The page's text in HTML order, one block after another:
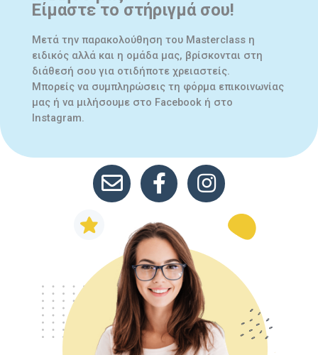
Είμαστε το στήριγμά σου!
Μετά την παρακολούθηση του Masterclass η
ειδικός αλλά και η ομάδα μας, βρίσκονται στη
διάθεσή σου για οτιδήποτε χρειαστείς.
Μπορείς να συμπληρώσεις τη φόρμα επικοινωνίας
μας ή να μιλήσουμε στο Facebook ή στο
Instagram.
mail facebook linkinstagram link